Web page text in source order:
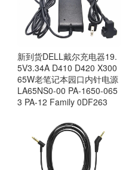
新到货DELL戴尔充电器19.
5V3.34A D410 D420 X300
65W老笔记本园口内针电源
LA65NS0-00 PA-1650-065
3 PA-12 Family 0DF263